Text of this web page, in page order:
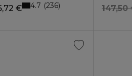
€ 4.7 236 147,50